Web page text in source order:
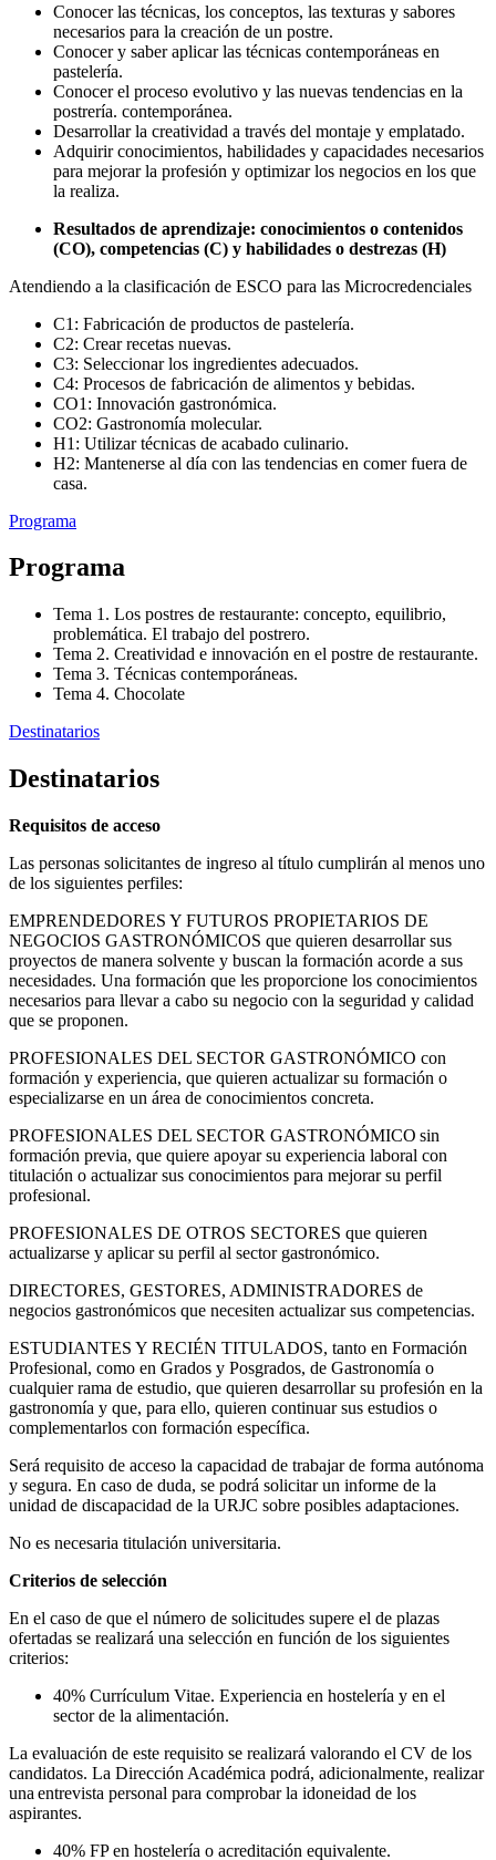
Conocer las técnicas, los conceptos, las texturas y sabores
necesarios para la creación de un postre.
Conocer y saber aplicar las técnicas contemporáneas en
pastelería.
Conocer el proceso evolutivo y las nuevas tendencias en la
postrería. contemporánea.
Desarrollar la creatividad a través del montaje y emplatado.
Adquirir conocimientos, habilidades y capacidades necesarios
para mejorar la profesión y optimizar los negocios en los que
la realiza.
Resultados de aprendizaje: conocimientos o contenidos
(CO), competencias (C) y habilidades o destrezas (H)
Atendiendo a la clasificación de ESCO para las Microcredenciales
C1: Fabricación de productos de pastelería.
C2: Crear recetas nuevas.
C3: Seleccionar los ingredientes adecuados.
C4: Procesos de fabricación de alimentos y bebidas.
CO1: Innovación gastronómica.
CO2: Gastronomía molecular.
H1: Utilizar técnicas de acabado culinario.
H2: Mantenerse al día con las tendencias en comer fuera de
casa.
Programa
Programa
Tema 1. Los postres de restaurante: concepto, equilibrio,
problemática. El trabajo del postrero.
Tema 2. Creatividad e innovación en el postre de restaurante.
Tema 3. Técnicas contemporáneas.
Tema 4. Chocolate
Destinatarios
Destinatarios
Requisitos de acceso
Las personas solicitantes de ingreso al título cumplirán al menos uno
de los siguientes perfiles:
EMPRENDEDORES Y FUTUROS PROPIETARIOS DE
NEGOCIOS GASTRONÓMICOS que quieren desarrollar sus
proyectos de manera solvente y buscan la formación acorde a sus
necesidades. Una formación que les proporcione los conocimientos
necesarios para llevar a cabo su negocio con la seguridad y calidad
que se proponen.
PROFESIONALES DEL SECTOR GASTRONÓMICO con
formación y experiencia, que quieren actualizar su formación o
especializarse en un área de conocimientos concreta.
PROFESIONALES DEL SECTOR GASTRONÓMICO sin
formación previa, que quiere apoyar su experiencia laboral con
titulación o actualizar sus conocimientos para mejorar su perfil
profesional.
PROFESIONALES DE OTROS SECTORES que quieren
actualizarse y aplicar su perfil al sector gastronómico.
DIRECTORES, GESTORES, ADMINISTRADORES de
negocios gastronómicos que necesiten actualizar sus competencias.
ESTUDIANTES Y RECIÉN TITULADOS, tanto en Formación
Profesional, como en Grados y Posgrados, de Gastronomía o
cualquier rama de estudio, que quieren desarrollar su profesión en la
gastronomía y que, para ello, quieren continuar sus estudios o
complementarlos con formación específica.
Será requisito de acceso la capacidad de trabajar de forma autónoma
y segura. En caso de duda, se podrá solicitar un informe de la
unidad de discapacidad de la URJC sobre posibles adaptaciones.
No es necesaria titulación universitaria.
Criterios de selección
En el caso de que el número de solicitudes supere el de plazas
ofertadas se realizará una selección en función de los siguientes
criterios:
40% Currículum Vitae. Experiencia en hostelería y en el
sector de la alimentación.
La evaluación de este requisito se realizará valorando el CV de los
candidatos. La Dirección Académica podrá, adicionalmente, realizar
una entrevista personal para comprobar la idoneidad de los
aspirantes.
40% FP en hostelería o acreditación equivalente.